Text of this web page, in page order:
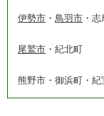
伊勢市 ・ 鳥羽市 ・
尾鷲市 ・紀北町
熊野市・御浜町・紀